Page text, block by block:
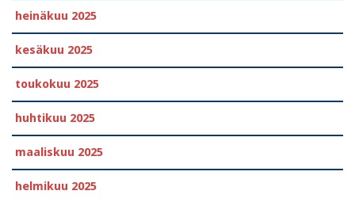
heinäkuu 2025
kesäkuu 2025
toukokuu 2025
huhtikuu 2025
maaliskuu 2025
helmikuu 2025